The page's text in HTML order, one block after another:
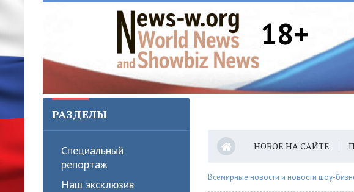
18+
РАЗДЕЛЫ
Специальный
репортаж
Наш эксклюзив
НОВОЕ НА САЙТЕ
Всемирные новости и новости шоу-